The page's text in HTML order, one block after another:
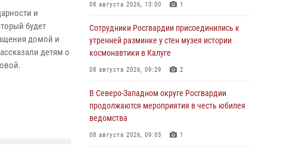
и
будет
домой и
детям о
08 августа 2026, 13:00 1
Сотрудники Росгвардии присоединились к
утренней разминке у стен музея истории
космонавтики в Калуге
08 августа 2026, 09:29 2
В Северо-Западном округе Росгвардии
продолжаются мероприятия в честь юбилея
ведомства
08 августа 2026, 09:03 1